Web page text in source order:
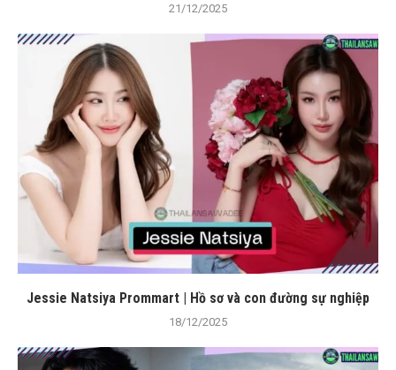
21/12/2025
Jessie Natsiya Prommart | Hồ sơ và con đường sự nghiệp
18/12/2025